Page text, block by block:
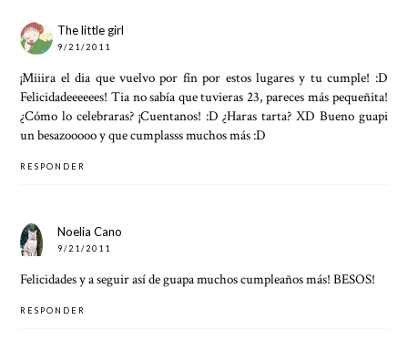
The little girl
9/21/2011
¡Miiira el dia que vuelvo por fín por estos lugares y tu cumple! :D
Felicidadeeeeees! Tia no sabía que tuvieras 23, pareces más pequeñita!
¿Cómo lo celebraras? ¡Cuentanos! :D ¿Haras tarta? XD Bueno guapi
un besazooooo y que cumplasss muchos más :D
RESPONDER
Noelia Cano
9/21/2011
Felicidades y a seguir así de guapa muchos cumpleaños más! BESOS!
RESPONDER